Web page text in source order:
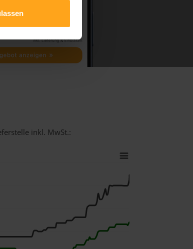
inkl. MwSt.: